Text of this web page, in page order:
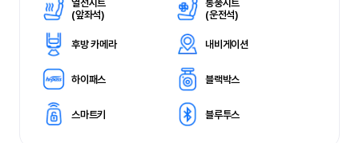
열선시트
(앞좌석)
통풍시트
(운전석)
후방 카메라 내비게이션
하이패스 블랙박스
스마트키 블루투스